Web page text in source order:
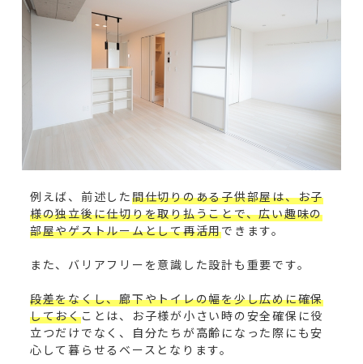
例えば、前述した間仕切りのある子供部屋は、お子
様の独立後に仕切りを取り払うことで、広い趣味の
部屋やゲストルームとして再活用できます。
また、バリアフリーを意識した設計も重要です。
段差をなくし、廊下やトイレの幅を少し広めに確保
しておくことは、お子様が小さい時の安全確保に役
立つだけでなく、自分たちが高齢になった際にも安
心して暮らせるベースとなります。